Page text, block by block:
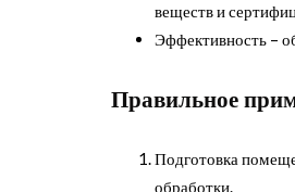
веществ и
Эффективность –
Правильное
Подготовка
обработки.